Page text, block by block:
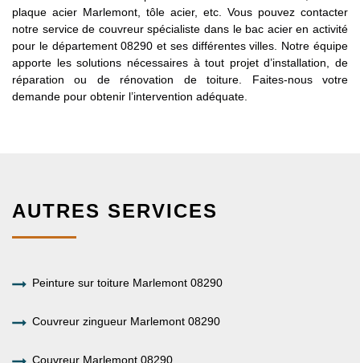
plaque acier Marlemont, tôle acier, etc. Vous pouvez contacter
notre service de couvreur spécialiste dans le bac acier en activité
pour le département 08290 et ses différentes villes. Notre équipe
apporte les solutions nécessaires à tout projet d’installation, de
réparation ou de rénovation de toiture. Faites-nous votre
demande pour obtenir l’intervention adéquate.
AUTRES SERVICES
Peinture sur toiture Marlemont 08290
Couvreur zingueur Marlemont 08290
Couvreur Marlemont 08290